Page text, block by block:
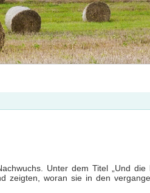
Unter dem Titel „Und die
zeigten, woran sie in den